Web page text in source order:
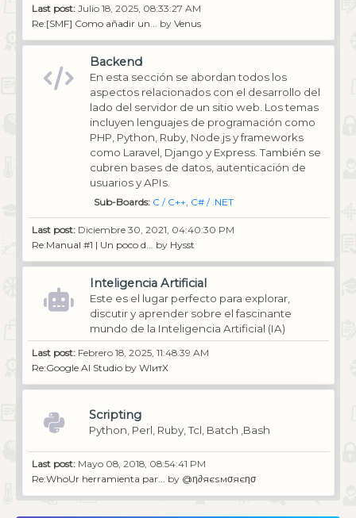
Last post: Julio 18, 2025, 08:33:27 AM
Re:[SMF] Como añadir un...
by Venus
Backend
En esta sección se abordan todos los
aspectos relacionados con el desarrollo del
lado del servidor de un sitio web. Los temas
incluyen lenguajes de programación como
PHP, Python, Ruby, Node.js y frameworks
como Laravel, Django y Express. También se
cubren bases de datos, autenticación de
usuarios y APIs.
Sub-Boards C / C++ C# / .NET
Last post: Diciembre 30, 2021, 04:40:30 PM
Re:Manual #1 | Un poco d...
by Hysst
Inteligencia Artificial
Este es el lugar perfecto para explorar,
discutir y aprender sobre el fascinante
mundo de la Inteligencia Artificial (IA)
Last post: Febrero 18, 2025, 11:48:39 AM
Re:Google AI Studioby WIитX
Scripting
Python, Perl, Ruby, Tcl, Batch ,Bash
Last post: Mayo 08, 2018, 08:54:41 PM
Re:WhoUr herramienta par...
by @η∂яєѕмσяєησ